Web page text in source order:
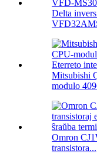
Delta
Mitsubishi
modulo
Omron
transistora...